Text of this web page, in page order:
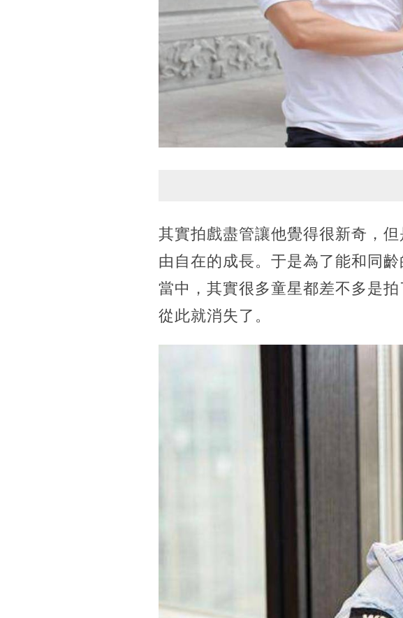
其實拍戲盡管讓他覺得很新奇，
由自在的成長。于是為了能和同
當中，其實很多童星都差不多是
從此就消失了。